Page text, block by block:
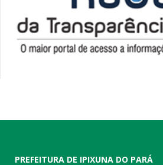
PREFEITURA DE IPIXUNA DO PARÁ